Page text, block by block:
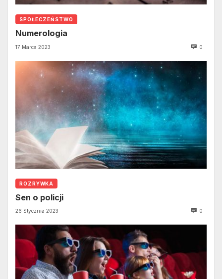
SPOŁECZEŃSTWO
Numerologia
17 Marca 2023 0
ROZRYWKA
Sen o policji
26 Stycznia 2023 0